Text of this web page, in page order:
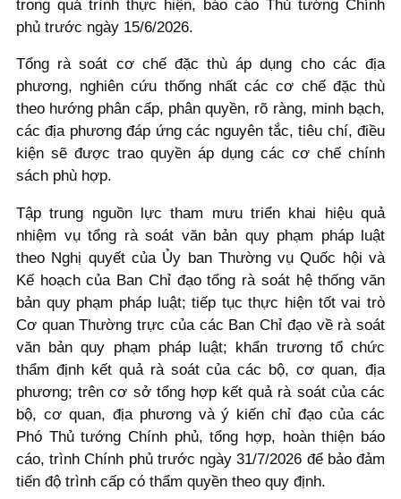
trong quá trình thực hiện, báo cáo Thủ tướng Chính
phủ trước ngày 15/6/2026.
Tổng rà soát cơ chế đặc thù áp dụng cho các địa
phương, nghiên cứu thống nhất các cơ chế đặc thù
theo hướng phân cấp, phân quyền, rõ ràng, minh bạch,
các địa phương đáp ứng các nguyên tắc, tiêu chí, điều
kiện sẽ được trao quyền áp dụng các cơ chế chính
sách phù hợp.
Tập trung nguồn lực tham mưu triển khai hiệu quả
nhiệm vụ tổng rà soát văn bản quy phạm pháp luật
theo Nghị quyết của Ủy ban Thường vụ Quốc hội và
Kế hoạch của Ban Chỉ đạo tổng rà soát hệ thống văn
bản quy phạm pháp luật; tiếp tục thực hiện tốt vai trò
Cơ quan Thường trực của các Ban Chỉ đạo về rà soát
văn bản quy phạm pháp luật; khẩn trương tổ chức
thẩm định kết quả rà soát của các bộ, cơ quan, địa
phương; trên cơ sở tổng hợp kết quả rà soát của các
bộ, cơ quan, địa phương và ý kiến chỉ đạo của các
Phó Thủ tướng Chính phủ, tổng hợp, hoàn thiện báo
cáo, trình Chính phủ trước ngày 31/7/2026 để bảo đảm
tiến độ trình cấp có thẩm quyền theo quy định.